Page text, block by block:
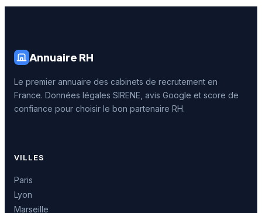
Annuaire RH
Le premier annuaire des cabinets de recrutement en
France. Données légales SIRENE, avis Google et score de
confiance pour choisir le bon partenaire RH.
VILLES
Paris
Lyon
Marseille